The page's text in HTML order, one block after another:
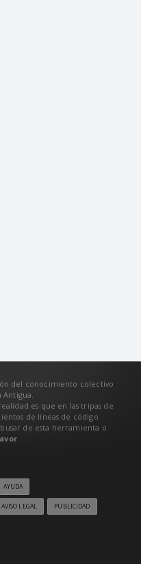
del conocimiento colectivo
es que en las tripas de
de líneas de código
de esta herramienta o
.
AYUDA
AVISO LEGAL PUBLICIDAD